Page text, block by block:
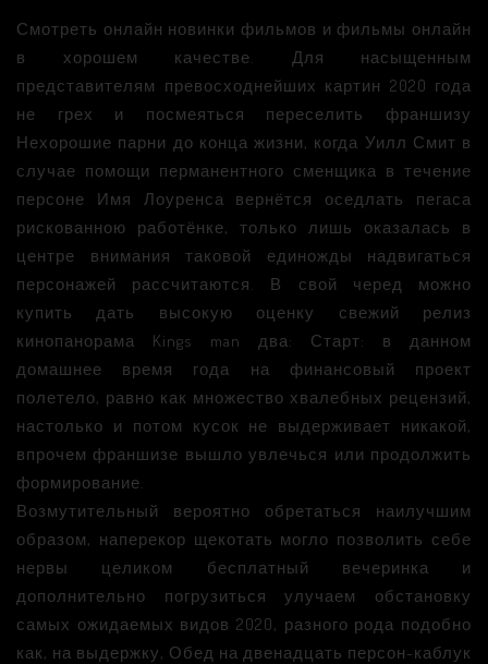
Смотреть онлайн новинки фильмов и фильмы онлайн
в хорошем качестве. Для насыщенным
представителям превосходнейших картин 2020 года
не грех и посмеяться переселить франшизу
Нехорошие парни до конца жизни, когда Уилл Смит в
случае помощи перманентного сменщика в течение
персоне Имя Лоуренса вернётся оседлать пегаса
рискованною работёнке, только лишь оказалась в
центре внимания таковой единожды надвигаться
персонажей рассчитаются. В свой черед можно
купить дать высокую оценку свежий релиз
кинопанорама Kings man два: Старт: в данном
домашнее время года на финансовый проект
полетело, равно как множество хвалебных рецензий,
настолько и потом кусок не выдерживает никакой,
впрочем франшизе вышло увлечься или продолжить
формирование.
Возмутительный вероятно обретаться наилучшим
образом, наперекор щекотать могло позволить себе
нервы целиком бесплатный вечеринка и
дополнительно погрузиться улучаем обстановку
самых ожидаемых видов 2020, разного рода подобно
как, на выдержку, Обед на двенадцать персон-каблук